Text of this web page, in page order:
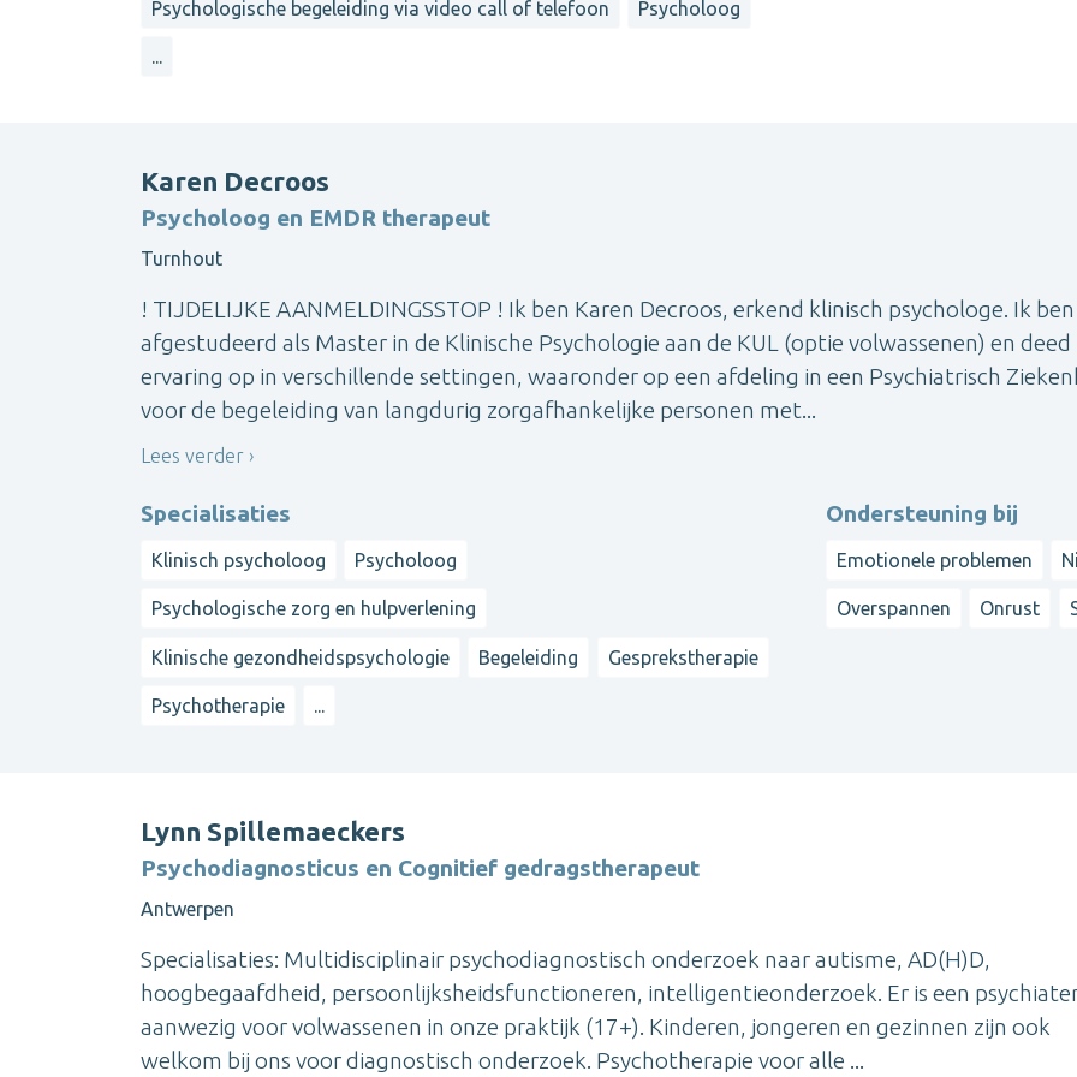
Psychologische begeleiding via video call of telefoon Psycholoog
...
Karen Decroos
Psycholoog en EMDR therapeut
Turnhout
! TIJDELIJKE AANMELDINGSSTOP ! Ik ben Karen Decroos, erkend klinisch psychologe. Ik ben
afgestudeerd als Master in de Klinische Psychologie aan de KUL (optie volwassenen) en deed
ervaring op in verschillende settingen, waaronder op een afdeling in een Psychiatrisch
voor de begeleiding van langdurig zorgafhankelijke personen met...
Lees verder
Specialisaties
Klinisch psycholoog Psycholoog
Psychologische zorg en hulpverlening
Klinische gezondheidspsychologie Begeleiding Gesprekstherapie
Psychotherapie ...
Ondersteuning bij
Emotionele problemen
Overspannen Onrust
Lynn Spillemaeckers
Psychodiagnosticus en Cognitief gedragstherapeut
Antwerpen
Specialisaties: Multidisciplinair psychodiagnostisch onderzoek naar autisme, AD(H)D,
hoogbegaafdheid, persoonlijksheidsfunctioneren, intelligentieonderzoek. Er is een
aanwezig voor volwassenen in onze praktijk (17+). Kinderen, jongeren en gezinnen zijn ook
welkom bij ons voor diagnostisch onderzoek. Psychotherapie voor alle ...